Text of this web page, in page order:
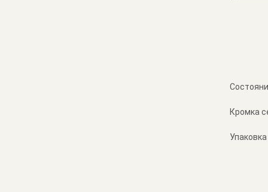
Кромка
Упаковка